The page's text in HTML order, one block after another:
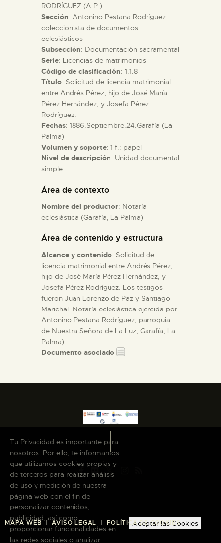
█
EL MUSEO
COLECCIONES
DIDÁCTICA
ESPAÑOL
RODRÍGUEZ (A.P.)
Sección: Antonino Pestana Rodríguez:
coleccionista de documentos
eclesiásticos
Subsección: Documentación sacramental
Serie: Licencias de matrimonios
Código de clasificación: 1.1.8
Título: Solicitud de licencia matrimonial
entre Andrés Pérez, hijo de José María
Pérez Hernández, y Josefa Pérez
Rodríguez.
Fechas: 1886.Septiembre.24.Garafía (La
Palma)
Volumen y soporte: 1 f.: papel
Nivel de descripción: Unidad documental
simple
Área de contexto
Nombre del productor: Notaría
eclesiástica (Garafía, La Palma)
Área de contenido y estructura
Alcance y contenido: Solicitud de
licencia matrimonial entre Andrés Pérez,
hijo de José María Pérez Hernández, y
Josefa Pérez Rodríguez. Los testigos
fueron Juan Lorenzo de Paz y Santiago
Marichal. Notaría eclesiástica ejercida por
Antonino Pestana Rodríguez, parroquia
de Nuestra Señora de La Luz, Garafía, La
Palma).
Documento asociado
MAPA WEB AVISO LEGAL POLÍTICA DE COOKIES
Tu Privacidad es importante para
nosotros. Por ello, te informamos
que utilizamos cookies propias y
de terceros para realizar análisis
de uso y medición de nuestra
página web con el fin de
personalizar contenidos,
publicidad, así como
proporcionar funcionalidades en
las redes sociales o analizar
Aceptar las Cookies